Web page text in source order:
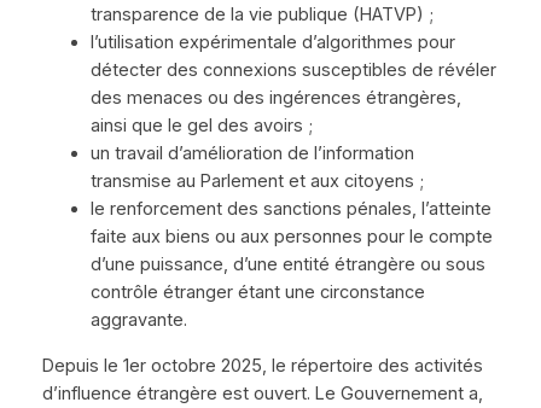
transparence de la vie publique (HATVP) ;
l’utilisation expérimentale d’algorithmes pour
détecter des connexions susceptibles de révéler
des menaces ou des ingérences étrangères,
ainsi que le gel des avoirs ;
un travail d’amélioration de l’information
transmise au Parlement et aux citoyens ;
le renforcement des sanctions pénales, l’atteinte
faite aux biens ou aux personnes pour le compte
d’une puissance, d’une entité étrangère ou sous
contrôle étranger étant une circonstance
aggravante.
Depuis le 1er octobre 2025, le répertoire des activités
d’influence étrangère est ouvert. Le Gouvernement a,